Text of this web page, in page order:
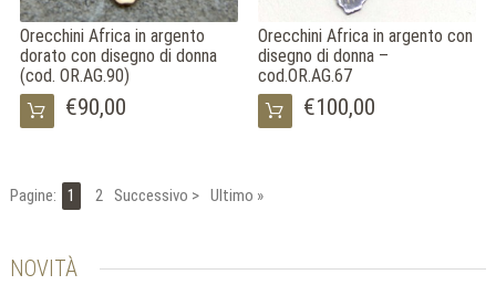
Orecchini Africa in argento
dorato con disegno di donna
(cod. OR.AG.90)
€90,00
Orecchini Africa in argento con
disegno di donna –
cod.OR.AG.67
€100,00
Pagine: 1 2 Successivo > Ultimo »
NOVITÀ